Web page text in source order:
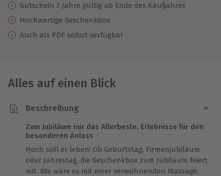
Gutschein 3 Jahre gültig ab Ende des Kaufjahres
Hochwertige Geschenkbox
Auch als PDF sofort verfügbar
Alles auf einen Blick
Beschreibung
Zum Jubiläum nur das Allerbeste. Erlebnisse für den
besonderen Anlass
Hoch soll er leben! Ob Geburtstag, Firmenjubiläum
oder Jahrestag, die Geschenkbox zum Jubiläum feiert
mit. Wie wäre es mit einer verwöhnenden Massage,